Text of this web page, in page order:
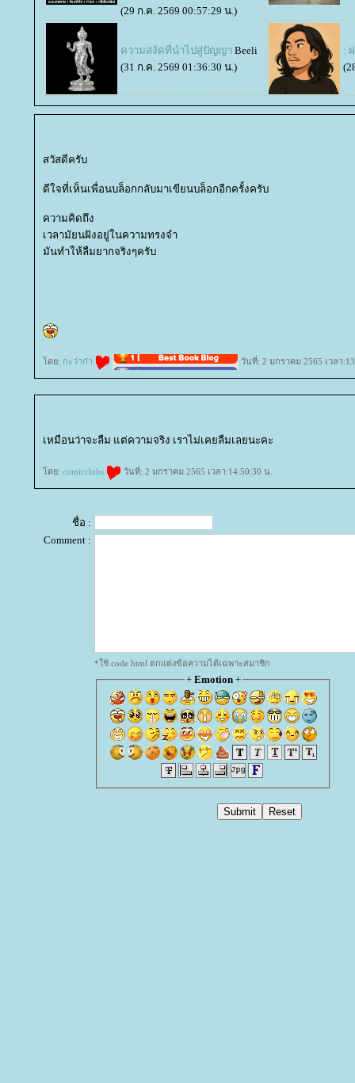
(29 ก.ค. 2569 00:57:29 น.)
ความสงัดที่นำไปสู่ปัญญา Beeli
(31 ก.ค. 2569 01:36:30 น.)
:
สวัสดีครับ
ดีใจที่เห็นเพื่อนบล็อกกลับมาเขียนบล็อกอีกครั้งครับ
ความคิดถึง
เวลามัยนฝังอยู่ในความทรงจำ
มันทำให้ลืมยากจริงๆครับ
ดย: กะว่าก๋า วันที่: 2 มกราคม 2565 เวลา
เหมือนว่าจะลืม แต่ความจริง เราไม่เคยลืมเลยนะคะ
ดย: comicclubs วันที่: 2 มกราคม 2565 เวลา:14:50:30 น.
ชื่อ :
Comment :
*ใช้ code html ตกแต่งข้อความได้เฉพาะสมาชิก
+ Emotion+